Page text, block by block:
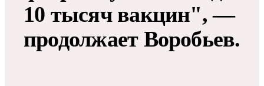
10 тысяч вакцин", —
продолжает Воробьев.